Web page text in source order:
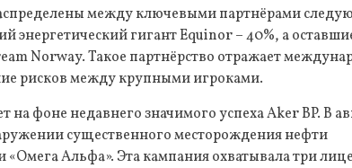
между ключевыми партнёрами
энергетический гигант Equinor – 40%, а
Norway. Такое партнёрство отражает
рисков между крупными игроками.
фоне недавнего значимого успеха Aker BP. В
существенного месторождения нефти
Альфа». Эта кампания охватывала три